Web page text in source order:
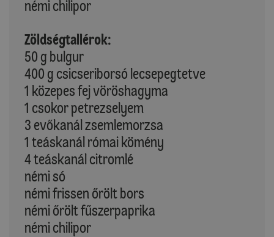
némi chilipor
Zöldségtallérok:
50 g bulgur
400 g csicseriborsó lecsepegtetve
1 közepes fej vöröshagyma
1 csokor petrezselyem
3 evőkanál zsemlemorzsa
1 teáskanál római kömény
4 teáskanál citromlé
némi só
némi frissen őrölt bors
némi őrölt fűszerpaprika
némi chilipor